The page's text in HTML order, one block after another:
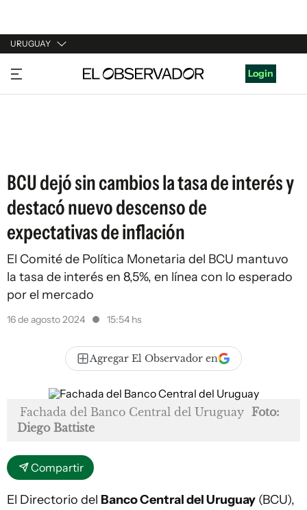
URUGUAY
URUGUAY
ARGENTINA
Login
BCU dejó sin cambios la tasa de interés y
destacó nuevo descenso de
expectativas de inflación
El Comité de Política Monetaria del BCU mantuvo
la tasa de interés en 8,5%, en línea con lo esperado
por el mercado
16 de agosto 2024 15:54 hs
Agregar El Observador en
Fachada del Banco Central del Uruguay Foto:
Diego Battiste
Compartir
El Directorio del Banco Central del Uruguay (BCU),